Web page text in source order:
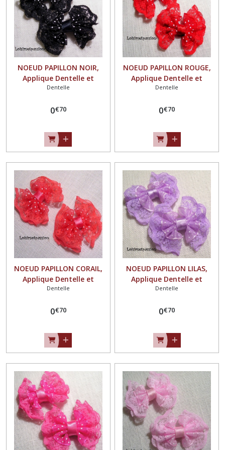
NOEUD PAPILLON NOIR,
Applique Dentelle et
organza plumetis ** 4,5 x 4
couture barrette - Vendu à
Dentelle
0€70
NOEUD PAPILLON ROUGE,
Applique Dentelle et
organza plumetis ** 4,5 x 4
couture barrette - Vendu à
Dentelle
0€70
NOEUD PAPILLON CORAIL,
Applique Dentelle et
organza plumetis ** 4,5 x 4
couture barrette - Vendu à
Dentelle
0€70
NOEUD PAPILLON LILAS,
Applique Dentelle et
organza plumetis ** 4,5 x 4
couture barrette - Vendu à
Dentelle
0€70